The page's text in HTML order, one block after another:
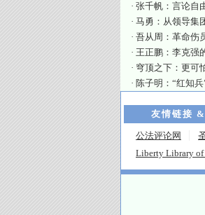
· 张千帆：言论自
· 马勇：从领导集
· 吾从周：革命伤
· 王正鹏：李克强
· 穹顶之下：更可
· 陈子明：“红知
友情链接
公法评论网
Liberty Library